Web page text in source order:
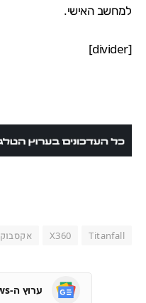
למחשב האישי.
[divider]
Titanfall
X360 אקסבוקס
ערוץ ה-Google News של גיימפרו